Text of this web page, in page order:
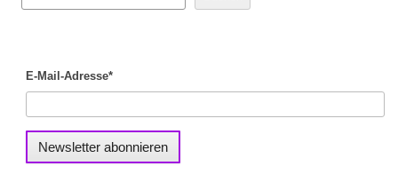
E-Mail-Adresse*